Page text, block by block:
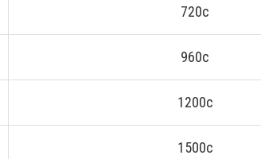
720c
960c
1200c
1500c